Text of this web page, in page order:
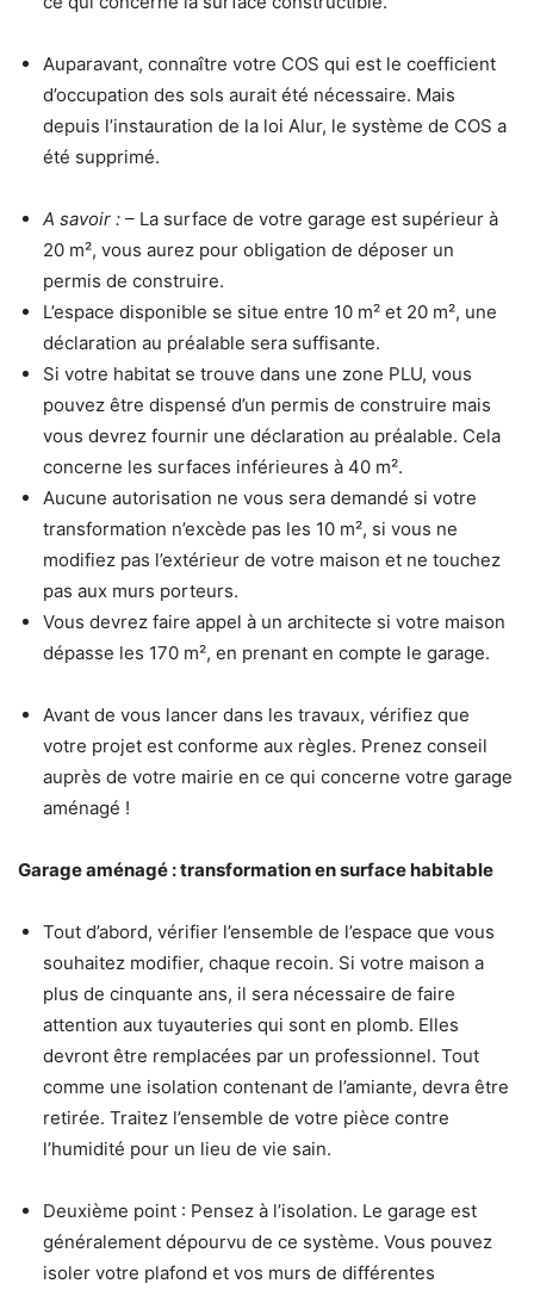
Auparavant, connaître votre COS qui est le coefficient
d’occupation des sols aurait été nécessaire. Mais
depuis l’instauration de la loi Alur, le système de COS a
été supprimé.
A savoir : – La surface de votre garage est supérieur à
20 m², vous aurez pour obligation de déposer un
permis de construire.
L’espace disponible se situe entre 10 m² et 20 m², une
déclaration au préalable sera suffisante.
Si votre habitat se trouve dans une zone PLU, vous
pouvez être dispensé d’un permis de construire mais
vous devrez fournir une déclaration au préalable. Cela
concerne les surfaces inférieures à 40 m².
Aucune autorisation ne vous sera demandé si votre
transformation n’excède pas les 10 m², si vous ne
modifiez pas l’extérieur de votre maison et ne touchez
pas aux murs porteurs.
Vous devrez faire appel à un architecte si votre maison
dépasse les 170 m², en prenant en compte le garage.
Avant de vous lancer dans les travaux, vérifiez que
votre projet est conforme aux règles. Prenez conseil
auprès de votre mairie en ce qui concerne votre garage
aménagé !
Garage aménagé : transformation en surface habitable
Tout d’abord, vérifier l’ensemble de l’espace que vous
souhaitez modifier, chaque recoin. Si votre maison a
plus de cinquante ans, il sera nécessaire de faire
attention aux tuyauteries qui sont en plomb. Elles
devront être remplacées par un professionnel. Tout
comme une isolation contenant de l’amiante, devra être
retirée. Traitez l’ensemble de votre pièce contre
l’humidité pour un lieu de vie sain.
Deuxième point : Pensez à l’isolation. Le garage est
généralement dépourvu de ce système. Vous pouvez
isoler votre plafond et vos murs de différentes